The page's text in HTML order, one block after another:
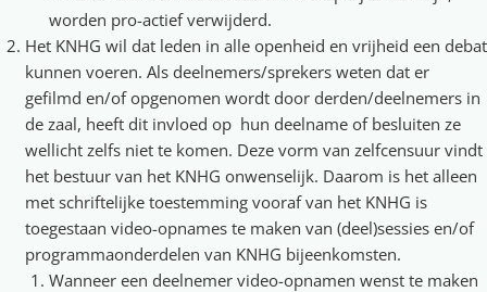
worden pro-actief verwijderd.
Het KNHG wil dat leden in alle openheid en vrijheid een debat
kunnen voeren. Als deelnemers/sprekers weten dat er
gefilmd en/of opgenomen wordt door derden/deelnemers in
de zaal, heeft dit invloed op hun deelname of besluiten ze
wellicht zelfs niet te komen. Deze vorm van zelfcensuur vindt
het bestuur van het KNHG onwenselijk. Daarom is het alleen
met schriftelijke toestemming vooraf van het KNHG is
toegestaan video-opnames te maken van (deel)sessies en/of
programmaonderdelen van KNHG bijeenkomsten.
Wanneer een deelnemer video-opnamen wenst te maken